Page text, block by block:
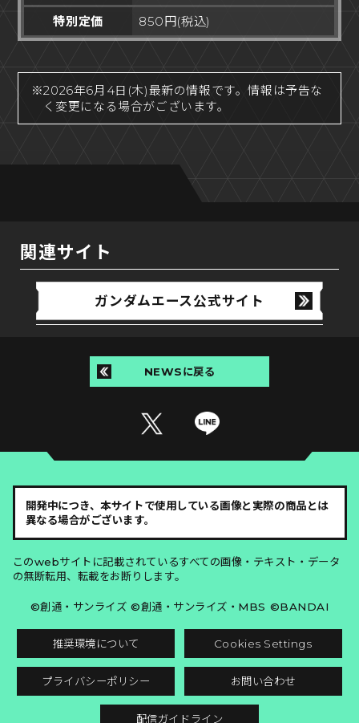
特別定価
850円(税込)
※2026年6月4日(木)最新の情報です。情報は予告な
く変更になる場合がございます。
関連サイト
ガンダムエース公式サイト
NEWSに戻る
開発中につき、本サイトで使用している画像と実際の商品とは
異なる場合がございます。
このwebサイトに記載されているすべての画像・テキスト・データ
の無断転用、転載をお断りします。
©創通・サンライズ ©創通・サンライズ・MBS ©BANDAI
推奨環境について Cookies Settings
プライバシーポリシー お問い合わせ
配信ガイドライン